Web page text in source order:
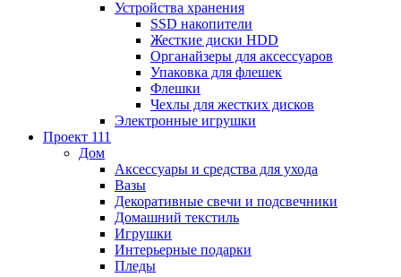
Устройства хранения
SSD накопители
Жесткие диски HDD
Органайзеры для аксессуаров
Упаковка для флешек
Флешки
Чехлы для жестких дисков
Электронные игрушки
Проект 111
Дом
Аксессуары и средства для ухода
Вазы
Декоративные свечи и подсвечники
Домашний текстиль
Игрушки
Интерьерные подарки
Пледы